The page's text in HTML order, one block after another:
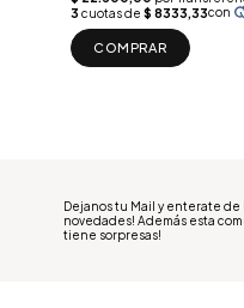
COMPRAR
Dejanos tu Mail y enterate de
novedades! Además esta
tiene sorpresas!